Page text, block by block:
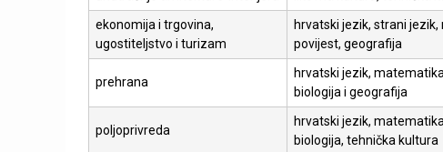
ekonomija i trgovina,
ugostiteljstvo i turizam
hrvatski jezik, strani
povijest, geografija
prehrana
hrvatski jezik,
biologija i geografija
poljoprivreda
hrvatski jezik,
biologija, tehnička kultura